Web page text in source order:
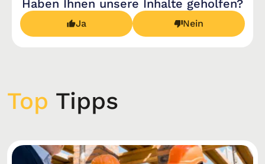
Haben Ihnen unsere Inhalte geholfen?
Ja Nein
Top Tipps